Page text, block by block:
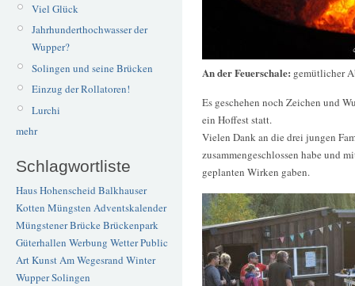
Viel Glück
Jahrhunderthochwasser der
Wupper?
Solingen und seine Brücken
Einzug der Rollatoren!
Lurchi
mehr
Schlagwortliste
Haus Hohenscheid Balkhauser
Kotten Müngsten Adventskalender
Müngstener BrückeBrückenpark
Güterhallen Werbung WetterPublic
ArtKunstAm Wegesrand Winter
WupperSolingen
An der Feuerschale: gemütlicher
Es geschehen noch Zeichen und
ein Hoffest statt.
Vielen Dank an die drei jungen
zusammengeschlossen habe und
geplanten Wirken gaben.